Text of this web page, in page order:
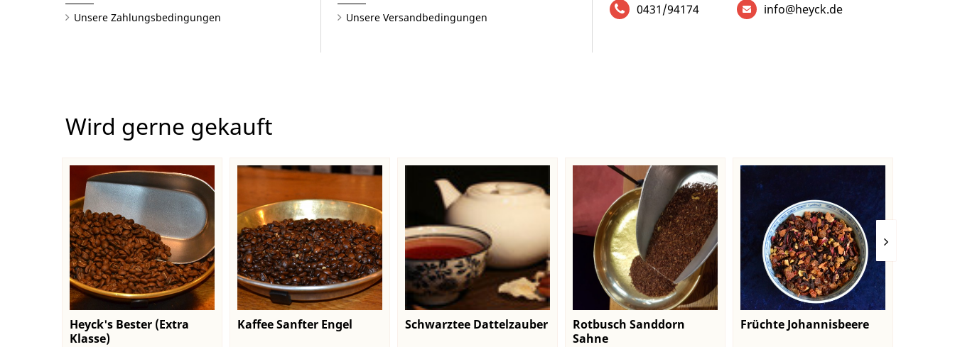
Unsere Zahlungsbedingungen Unsere Versandbedingungen
0431/94174 info@heyck.de
Wird gerne gekauft
Heyck's Bester (Extra
Klasse)
Kaffee Sanfter Engel Schwarztee Dattelzauber
Rotbusch Sanddorn
Sahne
Früchte Johannisbeere